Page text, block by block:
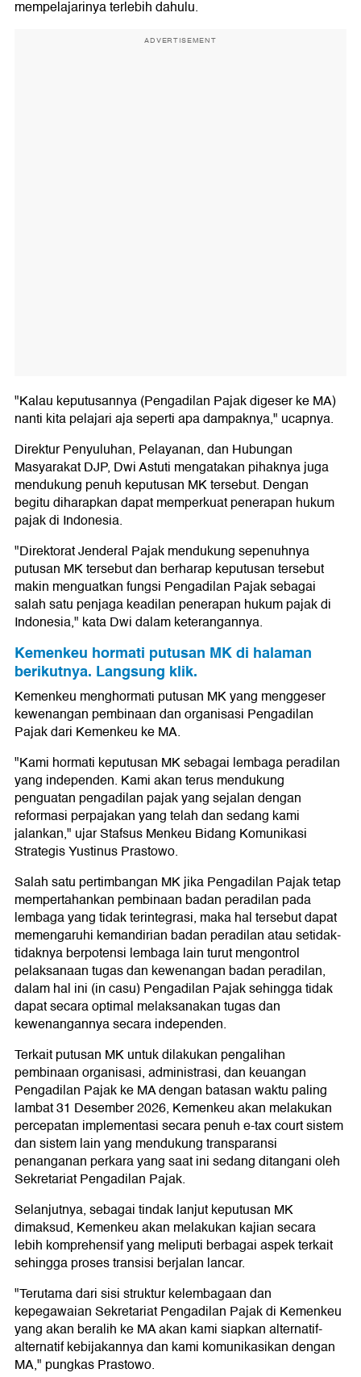
mempelajarinya terlebih dahulu.
ADVERTISEMENT
"Kalau keputusannya (Pengadilan Pajak digeser ke MA)
nanti kita pelajari aja seperti apa dampaknya," ucapnya.
Direktur Penyuluhan, Pelayanan, dan Hubungan
Masyarakat DJP, Dwi Astuti mengatakan pihaknya juga
mendukung penuh keputusan MK tersebut. Dengan
begitu diharapkan dapat memperkuat penerapan hukum
pajak di Indonesia.
"Direktorat Jenderal Pajak mendukung sepenuhnya
putusan MK tersebut dan berharap keputusan tersebut
makin menguatkan fungsi Pengadilan Pajak sebagai
salah satu penjaga keadilan penerapan hukum pajak di
Indonesia," kata Dwi dalam keterangannya.
Kemenkeu hormati putusan MK di halaman
berikutnya. Langsung klik.
Kemenkeu menghormati putusan MK yang menggeser
kewenangan pembinaan dan organisasi Pengadilan
Pajak dari Kemenkeu ke MA.
"Kami hormati keputusan MK sebagai lembaga peradilan
yang independen. Kami akan terus mendukung
penguatan pengadilan pajak yang sejalan dengan
reformasi perpajakan yang telah dan sedang kami
jalankan," ujar Stafsus Menkeu Bidang Komunikasi
Strategis Yustinus Prastowo.
Salah satu pertimbangan MK jika Pengadilan Pajak tetap
mempertahankan pembinaan badan peradilan pada
lembaga yang tidak terintegrasi, maka hal tersebut dapat
memengaruhi kemandirian badan peradilan atau setidak-
tidaknya berpotensi lembaga lain turut mengontrol
pelaksanaan tugas dan kewenangan badan peradilan,
dalam hal ini (in casu) Pengadilan Pajak sehingga tidak
dapat secara optimal melaksanakan tugas dan
kewenangannya secara independen.
Terkait putusan MK untuk dilakukan pengalihan
pembinaan organisasi, administrasi, dan keuangan
Pengadilan Pajak ke MA dengan batasan waktu paling
lambat 31 Desember 2026, Kemenkeu akan melakukan
percepatan implementasi secara penuh e-tax court sistem
dan sistem lain yang mendukung transparansi
penanganan perkara yang saat ini sedang ditangani oleh
Sekretariat Pengadilan Pajak.
Selanjutnya, sebagai tindak lanjut keputusan MK
dimaksud, Kemenkeu akan melakukan kajian secara
lebih komprehensif yang meliputi berbagai aspek terkait
sehingga proses transisi berjalan lancar.
"Terutama dari sisi struktur kelembagaan dan
kepegawaian Sekretariat Pengadilan Pajak di Kemenkeu
yang akan beralih ke MA akan kami siapkan alternatif-
alternatif kebijakannya dan kami komunikasikan dengan
MA," pungkas Prastowo.